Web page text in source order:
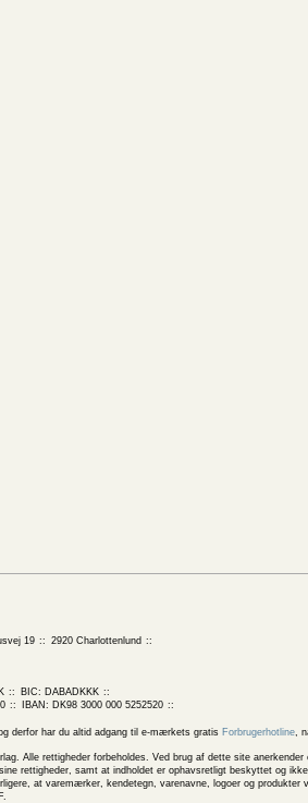
19
2920 Charlottenlund
BIC: DABADKKK
IBAN: DK98 3000 000 5252520
derfor har du altid adgang til e-mærkets gratis Forbrugerhotline,
Alle rettigheder forbeholdes. Ved brug af dette site
rettigheder, samt at indholdet er ophavsretligt beskyttet og
at varemærker, kendetegn, varenavne, logoer og